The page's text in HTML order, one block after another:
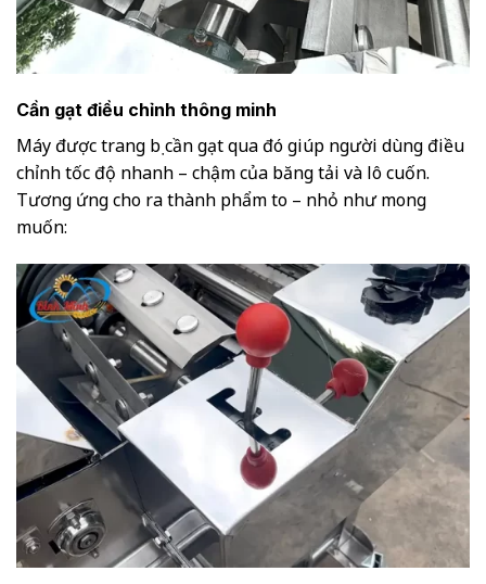
Cần gạt điều chỉnh thông minh
Máy được trang bị cần gạt qua đó giúp người dùng điều
chỉnh tốc độ nhanh – chậm của băng tải và lô cuốn.
Tương ứng cho ra thành phẩm to – nhỏ như mong
muốn: